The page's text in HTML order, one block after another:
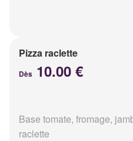
Pizza raclette
Dès 10.00 €
Base tomate, fromage,
raclette